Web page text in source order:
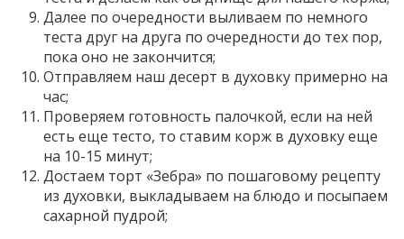
Далее по очередности выливаем по немного
теста друг на друга по очередности до тех пор,
пока оно не закончится;
Отправляем наш десерт в духовку примерно на
час;
Проверяем готовность палочкой, если на ней
есть еще тесто, то ставим корж в духовку еще
на 10-15 минут;
Достаем торт «Зебра» по пошаговому рецепту
из духовки, выкладываем на блюдо и посыпаем
сахарной пудрой;